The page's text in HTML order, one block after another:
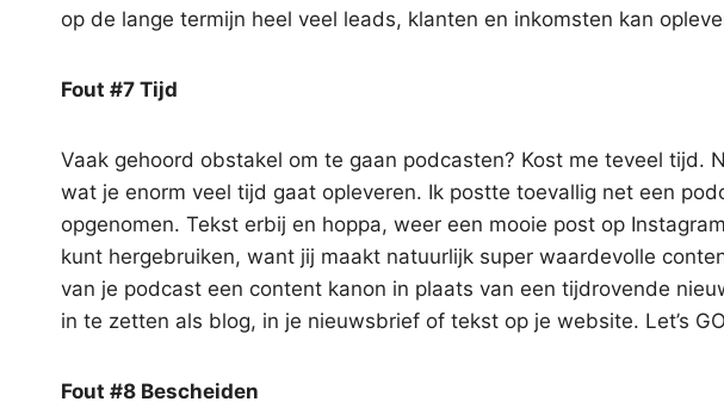
op de lange termijn heel veel leads, klanten en inkomsten kan
Fout #7 Tijd
Vaak gehoord obstakel om te gaan podcasten? Kost me teveel tijd.
wat je enorm veel tijd gaat opleveren. Ik postte toevallig net een
opgenomen. Tekst erbij en hoppa, weer een mooie post op
kunt hergebruiken, want jij maakt natuurlijk super waardevolle
van je podcast een content kanon in plaats van een tijdrovende
in te zetten als blog, in je nieuwsbrief of tekst op je website. Let’s
Fout #8 Bescheiden